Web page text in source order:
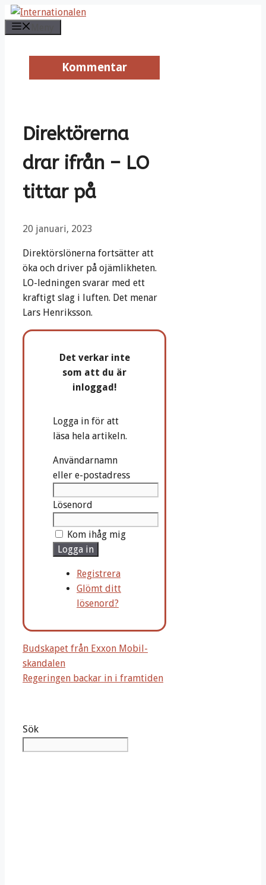
Hoppa
till
Kommentar
Kommentar
Direktörerna
drar ifrån – LO
tittar på
20 januari, 2023
Direktörslönerna fortsätter att
öka och driver på ojämlikheten.
LO-ledningen svarar med ett
kraftigt slag i luften. Det menar
Lars Henriksson.
Det verkar inte
som att du är
inloggad!
Logga in för att
läsa hela artikeln.
Användarnamn
eller e-postadress
Lösenord
Kom ihåg mig
Logga in
Registrera
Glömt ditt
lösenord?
Budskapet från Exxon Mobil-
skandalen
Regeringen backar in i framtiden
Sök